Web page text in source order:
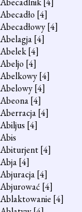
Abecadło [4]
Abecadłowy[4]
Abelagja[4]
Abelek[4]
Abeljo [4]
Abelkowy[4]
Abelowy[4]
Abeona[4]
Aberracja[4]
Abiljus [4]
Abis
Abiturjent[4]
Abja[4]
Abjuracja[4]
Abjurować [4]
Ablaktowanie [4]